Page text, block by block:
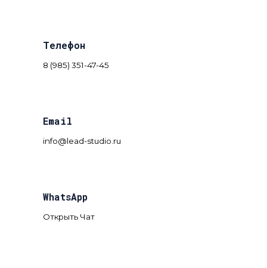
Телефон
8 (985) 351-47-45
Email
info@lead-studio.ru
WhatsApp
Открыть Чат